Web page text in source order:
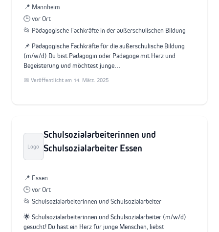
📍 Mannheim
🕒 vor Ort
📂 Pädagogische Fachkräfte in der außerschulischen Bildung
📌 Pädagogische Fachkräfte für die außerschulische Bildung
(m/w/d) Du bist Pädagogin oder Pädagoge mit Herz und
Begeisterung und möchtest junge…
📅 Veröffentlicht am 14. März. 2025
Logo
Schulsozialarbeiterinnen und
Schulsozialarbeiter Essen
📍 Essen
🕒 vor Ort
📂 Schulsozialarbeiterinnen und Schulsozialarbeiter
🌟 Schulsozialarbeiterinnen und Schulsozialarbeiter (m/w/d)
gesucht! Du hast ein Herz für junge Menschen, liebst